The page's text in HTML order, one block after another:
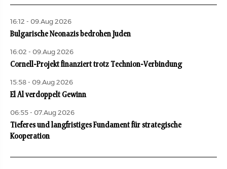
16:12 - 09.Aug 2026
Bulgarische Neonazis bedrohen Juden
16:02 - 09.Aug 2026
Cornell-Projekt finanziert trotz Technion-Verbindung
15:58 - 09.Aug 2026
El Al verdoppelt Gewinn
06:55 - 07.Aug 2026
Tieferes und langfristiges Fundament für strategische
Kooperation